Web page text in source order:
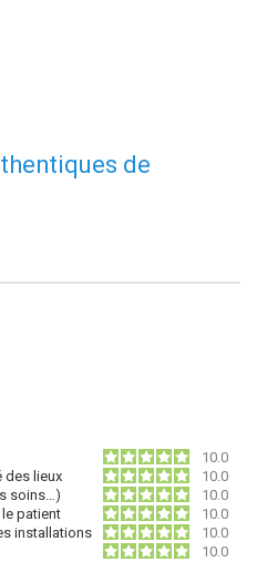
de
10.0
des lieux
10.0
soins…)
10.0
patient
10.0
installations
10.0
10.0